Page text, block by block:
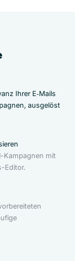
Ihrer E‑Mails
ausgelöst
Kampagnen mit
Editor.